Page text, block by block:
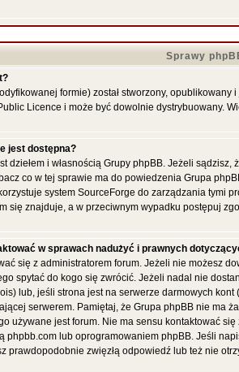
Sprawy
formie) został stworzony, opublikowany
Licence i może być dowolnie dystrybuowany.
jest dostępna?
dziełem i własnością Grupy phpBB. Jeżeli
co w tej sprawie ma do powiedzenia Grupa
system SourceForge do zarządzania tymi
się znajduje, a w przeciwnym wypadku postępuj
w sprawach nadużyć i prawnych
się z administratorem forum. Jeżeli nie możesz
spytać do kogo się zwrócić. Jeżeli nadal nie
lub, jeśli strona jest na serwerze darmowych
serwerem. Pamiętaj, że Grupa phpBB nie ma
używane jest forum. Nie ma sensu kontaktować
phpbb.com lub oprogramowaniem phpBB. Jeśli
prawdopodobnie zwięzłą odpowiedź lub też nie